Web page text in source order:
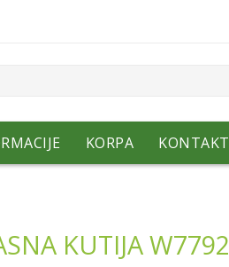
KORPA KONTAKT
KUTIJA W7792